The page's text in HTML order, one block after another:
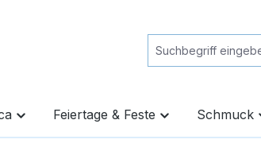
Feiertage & Feste Schmuck